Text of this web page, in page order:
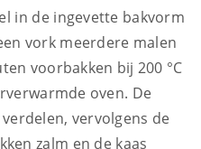
in de ingevette bakvorm
vork meerdere malen
voorbakken bij 200 °C
oven. De
vervolgens de
zalm en de kaas